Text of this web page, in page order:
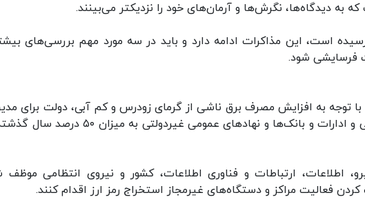
به دیدگاه‌ها، نگرش‌ها و آرمان‌های خود را نزدیکتر می‌بینند.
است، این مذاکرات ادامه دارد و باید در سه مورد مهم بررسی‌های
فرسایشی شود.
با توجه به افزایش مصرف برق ناشی از گرمای زودرس و کم آبی، دولت برای
مصوب کرد دستگاه‌های اجرایی و ادارات و بانک‌ها و نهادهای
اطلاعات، ارتباطات و فناوری اطلاعات، کشور و نیروی انتظامی
فعالیت مراکز و دستگاه‌های غیرمجاز استخراج رمز ارز اقدام کنند.